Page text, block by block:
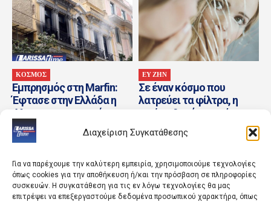
Διαχείριση Συγκατάθεσης
Για να παρέχουμε την καλύτερη εμπειρία, χρησιμοποιούμε τεχνολογίες
όπως cookies για την αποθήκευση ή/και την πρόσβαση σε πληροφορίες
συσκευών. Η συγκατάθεση για τις εν λόγω τεχνολογίες θα μας
επιτρέψει να επεξεργαστούμε δεδομένα προσωπικού χαρακτήρα, όπως
ΚΟΣΜΟΣ
Εμπρησμός στη Marfin:
Έφτασε στην Ελλάδα η
46χρονη κατηγορούμενη
που είχε συλληφθεί στο
Λονδίνο
ΕΥ ΖΗΝ
Σε έναν κόσμο που
λατρεύει τα φίλτρα, η
ωμή καθαρότητα είναι
μια μορφή ελευθερίας